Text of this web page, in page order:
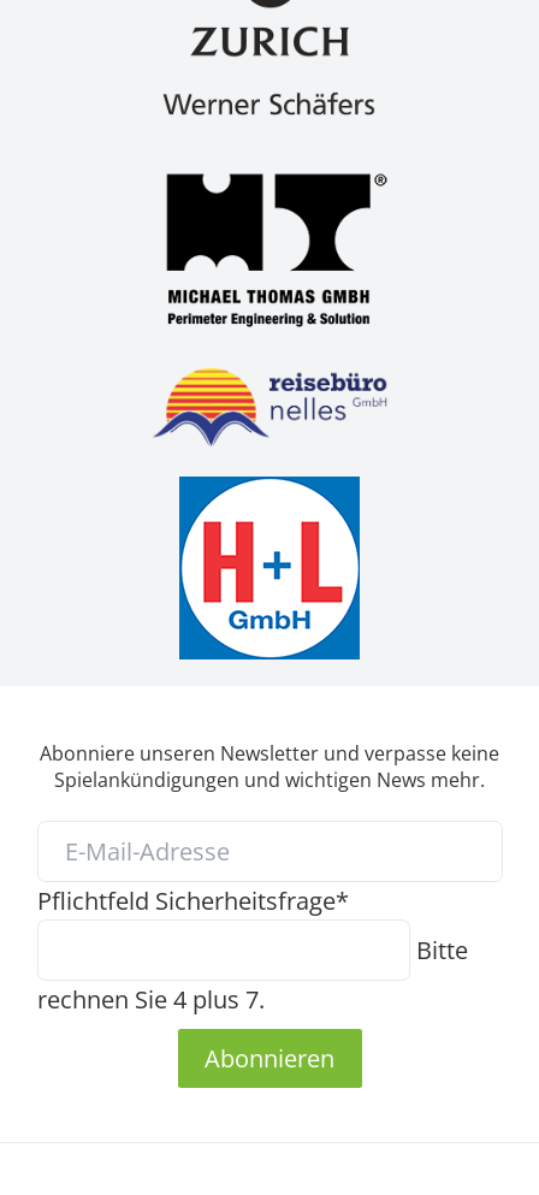
Abonniere unseren Newsletter und verpasse keine
Spielankündigungen und wichtigen News mehr.
Pflichtfeld Sicherheitsfrage*
Bitte
rechnen Sie 4 plus 7.
Abonnieren